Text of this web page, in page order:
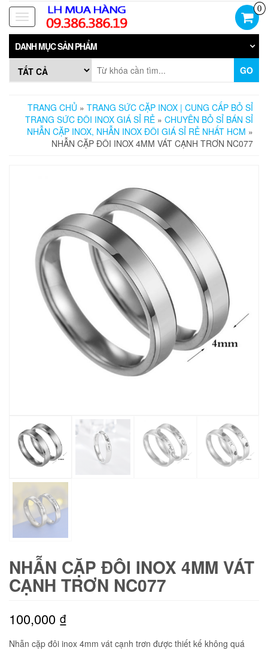
Skip
the
content
Toggle
navigation
0
DANH MỤC SẢN PHẨM
GO
TRANG CHỦ » TRANG SỨC CẶP INOX | CUNG CẤP BỎ SỈ
TRANG SỨC ĐÔI INOX GIÁ SỈ RẺ » CHUYÊN BỎ SỈ BÁN SỈ
NHẪN CẶP INOX, NHẪN INOX ĐÔI GIÁ SỈ RẺ NHẤT HCM »
NHẪN CẶP ĐÔI INOX 4MM VÁT CẠNH TRƠN NC077
NHẪN CẶP ĐÔI INOX 4MM VÁT
CẠNH TRƠN NC077
100,000 ₫
Nhẫn cặp đôi inox 4mm vát cạnh trơn được thiết kế không quá